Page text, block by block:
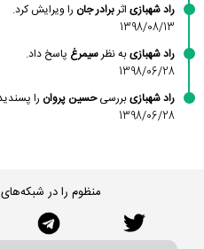
راد شهبازی اثربرادر جان را ویرایش کرد.
1398/08/13
راد شهبازیبه نظرسیمرغ پاسخ داد.
1398/06/28
راد شهبازیبررسیحسین پروان را
1398/06/28
منظوم را در